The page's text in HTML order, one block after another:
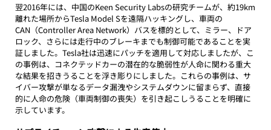
翌2016年には、中国のKeen Security Labsの研究チームが、約19km
離れた場所からTesla Model Sを遠隔ハッキングし、車両の
CAN（Controller Area Network）バスを標的として、ミラー、ドア
ロック、さらには走行中のブレーキまでも制御可能であることを実
証しました。Tesla社は迅速にパッチを適用して対応しましたが、こ
の事例は、コネクテッドカーの潜在的な脆弱性が人命に関わる重大
な結果を招きうることを浮き彫りにしました。これらの事例は、サ
イバー攻撃が単なるデータ漏洩やシステムダウンに留まらず、直接
的に人命の危険（車両制御の喪失）を引き起こしうることを明確に
示しています。